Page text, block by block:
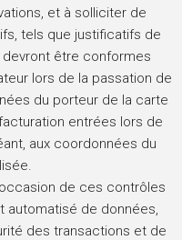
et à solliciter de
tels que justificatifs de
être conformes
lors de la passation de
du porteur de la carte
entrées lors de
aux coordonnées du
de ces contrôles
automatisé de données,
des transactions et de